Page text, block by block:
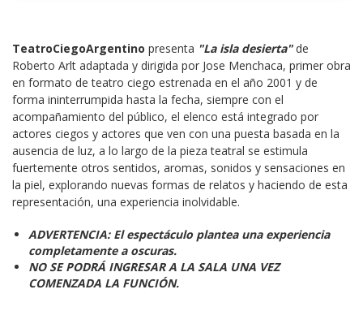
TeatroCiegoArgentino presenta "La isla desierta" de
Roberto Arlt adaptada y dirigida por Jose Menchaca, primer obra
en formato de teatro ciego estrenada en el año 2001 y de
forma ininterrumpida hasta la fecha, siempre con el
acompañamiento del público, el elenco está integrado por
actores ciegos y actores que ven con una puesta basada en la
ausencia de luz, a lo largo de la pieza teatral se estimula
fuertemente otros sentidos, aromas, sonidos y sensaciones en
la piel, explorando nuevas formas de relatos y haciendo de esta
representación, una experiencia inolvidable.
ADVERTENCIA: El espectáculo plantea una experiencia
completamente a oscuras.
NO SE PODRÁ INGRESAR A LA SALA UNA VEZ
COMENZADA LA FUNCIÓN.